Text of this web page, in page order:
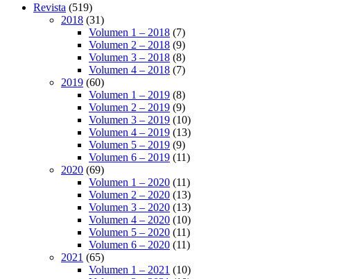
Revista (519)
2018 (31)
Volumen 1 – 2018 (7)
Volumen 2 – 2018 (9)
Volumen 3 – 2018 (8)
Volumen 4 – 2018 (7)
2019 (60)
Volumen 1 – 2019 (8)
Volumen 2 – 2019 (9)
Volumen 3 – 2019 (10)
Volumen 4 – 2019 (13)
Volumen 5 – 2019 (9)
Volumen 6 – 2019 (11)
2020 (69)
Volumen 1 – 2020 (11)
Volumen 2 – 2020 (13)
Volumen 3 – 2020 (13)
Volumen 4 – 2020 (10)
Volumen 5 – 2020 (11)
Volumen 6 – 2020 (11)
2021 (65)
Volumen 1 – 2021 (10)